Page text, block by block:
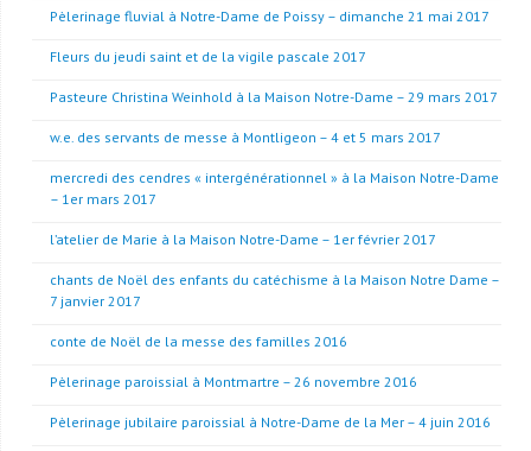
Pèlerinage fluvial à Notre-Dame de Poissy – dimanche 21 mai 2017
Fleurs du jeudi saint et de la vigile pascale 2017
Pasteure Christina Weinhold à la Maison Notre-Dame – 29 mars 2017
w.e. des servants de messe à Montligeon – 4 et 5 mars 2017
mercredi des cendres « intergénérationnel » à la Maison Notre-Dame
– 1er mars 2017
l’atelier de Marie à la Maison Notre-Dame – 1er février 2017
chants de Noël des enfants du catéchisme à la Maison Notre Dame –
7 janvier 2017
conte de Noël de la messe des familles 2016
Pèlerinage paroissial à Montmartre – 26 novembre 2016
Pèlerinage jubilaire paroissial à Notre-Dame de la Mer – 4 juin 2016